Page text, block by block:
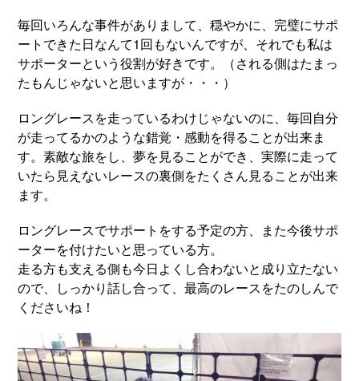
毎回いろんな事件がありまして、穏やかに、完璧にサポ
ートできた日なんて1回もないんですが、それでも私は
サポーターという役割が好きです。（される側はたまっ
たもんじゃないと思いますが・・・）
ロングレースを走っているわけじゃないのに、毎回自分
が走ってるかのような錯覚・感動を得ることが出来ま
す。素敵な旅をし、夢を見ることができ、実際に走って
いたら見えないレースの裏側をたくさん見ることが出来
ます。
ロングレースでサポートをする予定の方、また今後サポ
ーターを付けたいと思っている方。
走る方も支える側も今日よくし合わないと成り立たない
ので、しっかり話し合って、最高のレースをたのしんで
くださいね！